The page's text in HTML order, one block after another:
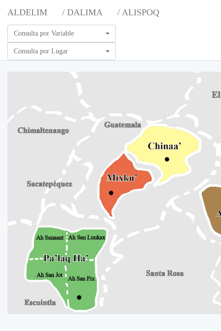
ALDELIM / DALIMA / ALISPOQ
Consulta por Variable
Consulta por Lugar